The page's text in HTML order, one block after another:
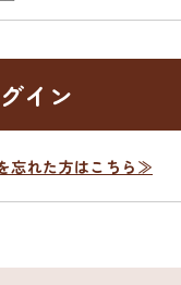
イン
忘れた方はこちら≫